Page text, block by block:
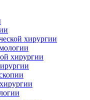
хирургии
хирургии